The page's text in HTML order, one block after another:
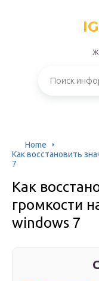
Home
Как восстановить
7
Как
громкости
windows 7